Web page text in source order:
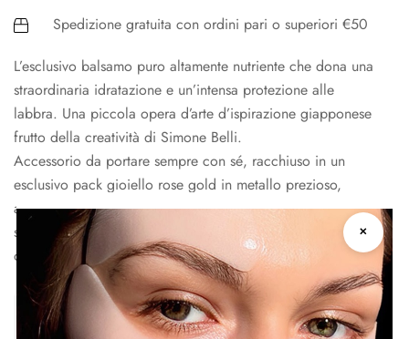
Spedizione gratuita con ordini pari o superiori €50
L’esclusivo balsamo puro altamente nutriente che dona una
straordinaria idratazione e un’intensa protezione alle
labbra. Una piccola opera d’arte d’ispirazione giapponese
frutto della creatività di Simone Belli.
Accessorio da portare sempre con sé, racchiuso in un
esclusivo pack gioiello rose gold in metallo prezioso,
arricchito con un rafﬁnato disegno giapponese e uno
specchietto per un’applicazione perfetta, sempre e
ovunque.
✕